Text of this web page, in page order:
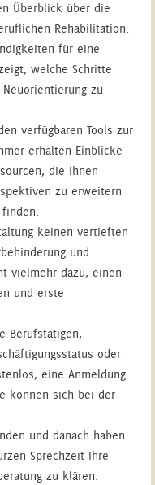
Überblick über die
Rehabilitation.
für eine
welche Schritte
zu
verfügbaren Tools zur
erhalten Einblicke
die ihnen
zu erweitern
keinen vertieften
und
vielmehr dazu, einen
und erste
Berufstätigen,
oder
eine Anmeldung
können sich bei der
und danach haben
Sprechzeit Ihre
zu klären.